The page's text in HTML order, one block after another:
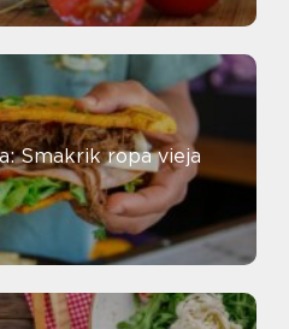
Smakrik ropa vieja